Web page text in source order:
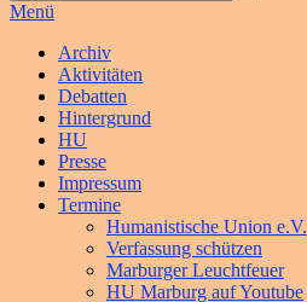
nach:
Menü
Primäres
Menü
Archiv
Aktivitäten
Debatten
Hintergrund
HU
Presse
Impressum
Termine
Humanistische Union e.V.
Verfassung schützen
Marburger Leuchtfeuer
HU Marburg auf Youtube